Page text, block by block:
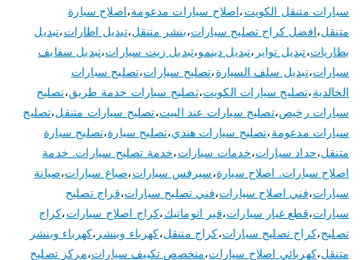
سيارات متنقل الكويت،اصلاح سيارات مدعومة،اصلاح سيارة
متنقل،افضل كراج تصليح سيارات،بنشر متنقل،تبديل اطارات،تبديل
بطاريات،تبديل تواير ،تبديل دينمو،تبديل زيت سيارات،تبديل سفايف
سيارات،تبديل سلف السيارة،تصليح سيارات،تصليح سيارات
الخالدية،تصليح سيارات الكويت،تصليح سيارات خدمة طريق،تصليح
سيارات رخيص،تصليح سيارات عند البيت،تصليح سيارات متنقل،تصليح
سيارات مدعومة،تصليح سيارات هندي،تصليح سيارة،تصليح سيارة
متنقل،حداد سيارات،خدمات سيارات،خدمة تصليح سيارات. خدمة
اصلاح سيارات. اصلاح سيارة،سيرفس سيارات،صباغ سيارات،صيانة
سيارات،فني اصلاح سيارات،فني تصليح سيارات،قراج تصليح
سيارات،قطع غيار سيارات،قير اتوماتيك،كراج اصلاح سيارات،كراج
تصليح،كراج تصليح سيارات،كراج متنقل،كهرباء وبنشر ،كهرباء وبنشر
متنقل،كهربائي اصلاح سيارات،متخصص تكييف سيارات،مركز تصليح